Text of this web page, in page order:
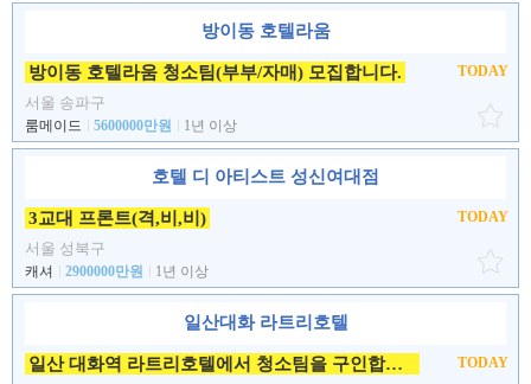
방이동 호텔라움
방이동 호텔라움 청소팀(부부/자매) 모집합니다.
서울 송파구
룸메이드 5600000만원 1년 이상
TODAY
호텔 디 아티스트 성신여대점
3교대 프론트(격,비,비)
서울 성북구
캐셔 2900000만원 1년 이상
TODAY
일산대화 라트리호텔
일산 대화역 라트리호텔에서 청소팀을 구인합니다. TODAY